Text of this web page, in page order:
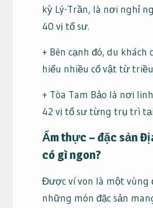
kỳ Lý-Trần, là nơi nghỉ
40 vị tổ sư.
+ Bên cạnh đó, du khách
hiểu nhiều cổ vật từ
+ Tòa Tam Bảo là nơi
42 vị tổ sư từng trụ trì
Ẩm thực – đặc sản
có gì ngon?
Được ví von là một vùng
những món đặc sản